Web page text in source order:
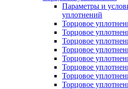
Параметры и
уплотнений
Торцовое
Торцовое
Торцовое
Торцовое
Торцовое
Торцовое
Торцовое
Торцовое